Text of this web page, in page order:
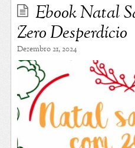
Ebook Natal
Zero Desperdício
Dezembro 21, 2024